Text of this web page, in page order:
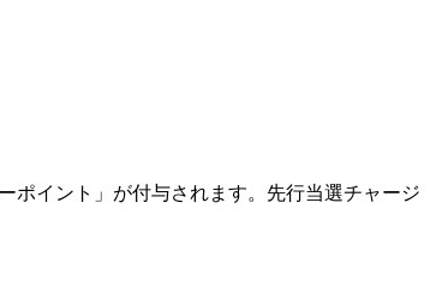
ポイント」が付与されます。先行当選チャージ